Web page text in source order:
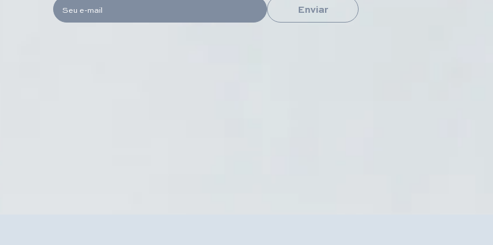
Seu e-mail Enviar